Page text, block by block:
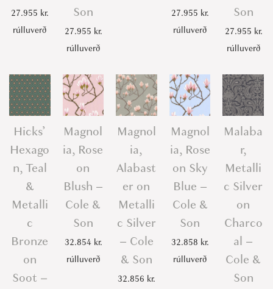
27.955 kr.
rúlluverð
Son
27.955 kr.
rúlluverð
27.955 kr.
rúlluverð
Son
27.955 kr.
rúlluverð
Hicks’
Hexago
n, Teal
&
Metalli
c
Bronze
on
Soot –
Magnol
ia, Rose
on
Blush –
Cole &
Son
32.854 kr.
rúlluverð
Magnol
ia,
Alabast
er on
Metalli
c Silver
– Cole
& Son
32.856 kr.
Magnol
ia, Rose
on Sky
Blue –
Cole &
Son
32.858 kr.
rúlluverð
Malaba
r,
Metalli
c Silver
on
Charco
al –
Cole &
Son